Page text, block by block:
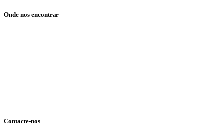
Onde nos encontrar
Contacte-nos